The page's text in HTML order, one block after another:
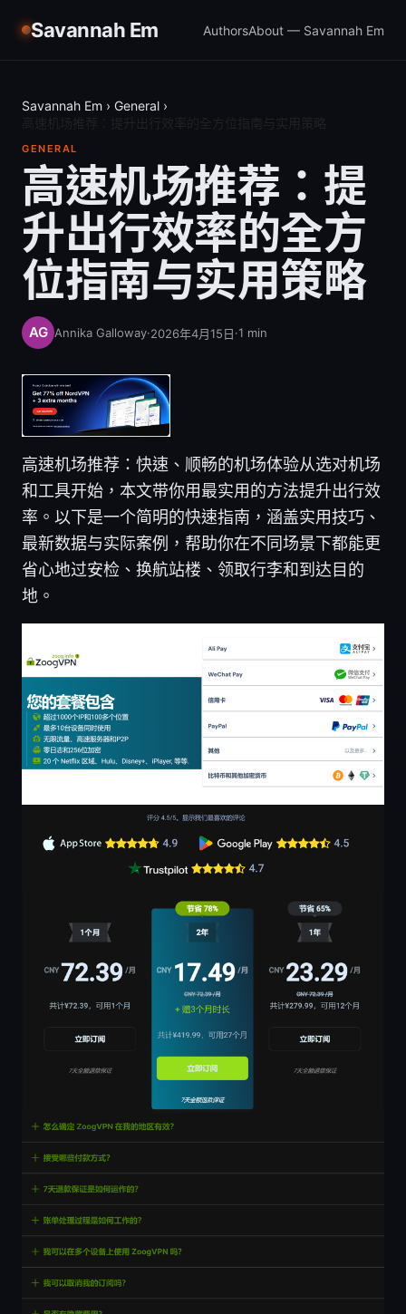
Savannah Em AuthorsAbout — Savannah Em
Savannah Em › General ›
GENERAL
高速机场推荐：提
升出行效率的全方
位指南与实用策略
Annika Galloway·2026年4月15日·1 min
高速机场推荐：快速、顺畅的机场体验从选对机场
和工具开始，本文带你用最实用的方法提升出行效
率。以下是一个简明的快速指南，涵盖实用技巧、
最新数据与实际案例，帮助你在不同场景下都能更
省心地过安检、换航站楼、领取行李和到达目的
地。